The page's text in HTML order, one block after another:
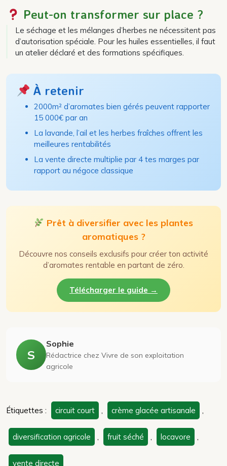
Peut-on transformer sur place ?
Le séchage et les mélanges d’herbes ne nécessitent pas
d’autorisation spéciale. Pour les huiles essentielles, il faut
un atelier déclaré et des formations spécifiques.
À retenir
2000m² d’aromates bien gérés peuvent rapporter
15 000€ par an
La lavande, l’ail et les herbes fraîches offrent les
meilleures rentabilités
La vente directe multiplie par 4 tes marges par
rapport au négoce classique
Prêt à diversifier avec les plantes
aromatiques ?
Découvre nos conseils exclusifs pour créer ton activité
d’aromates rentable en partant de zéro.
Télécharger le guide →
S
Sophie
Rédactrice chez Vivre de son exploitation
agricole
Étiquettes : circuit court , crème glacée artisanale ,
diversification agricole , fruit séché , locavore ,
vente directe